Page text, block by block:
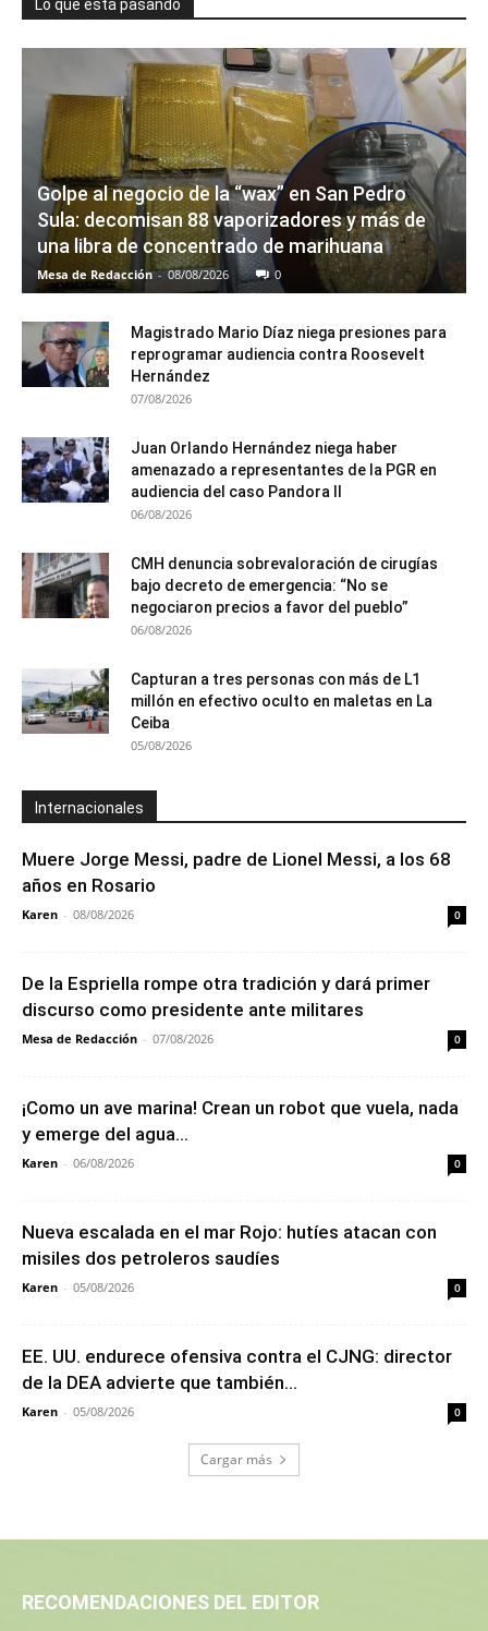
Lo que está pasando
Golpe al negocio de la “wax” en San Pedro
Sula: decomisan 88 vaporizadores y más de
una libra de concentrado de marihuana
Mesa de Redacción - 08/08/2026 0
Magistrado Mario Díaz niega presiones para
reprogramar audiencia contra Roosevelt
Hernández
07/08/2026
Juan Orlando Hernández niega haber
amenazado a representantes de la PGR en
audiencia del caso Pandora II
06/08/2026
CMH denuncia sobrevaloración de cirugías
bajo decreto de emergencia: “No se
negociaron precios a favor del pueblo”
06/08/2026
Capturan a tres personas con más de L1
millón en efectivo oculto en maletas en La
Ceiba
05/08/2026
Internacionales
Muere Jorge Messi, padre de Lionel Messi, a los 68
años en Rosario
Karen - 08/08/2026 0
De la Espriella rompe otra tradición y dará primer
discurso como presidente ante militares
Mesa de Redacción - 07/08/2026 0
¡Como un ave marina! Crean un robot que vuela, nada
y emerge del agua...
Karen - 06/08/2026 0
Nueva escalada en el mar Rojo: hutíes atacan con
misiles dos petroleros saudíes
Karen - 05/08/2026 0
EE. UU. endurece ofensiva contra el CJNG: director
de la DEA advierte que también...
Karen - 05/08/2026 0
Cargar más
RECOMENDACIONES DEL EDITOR